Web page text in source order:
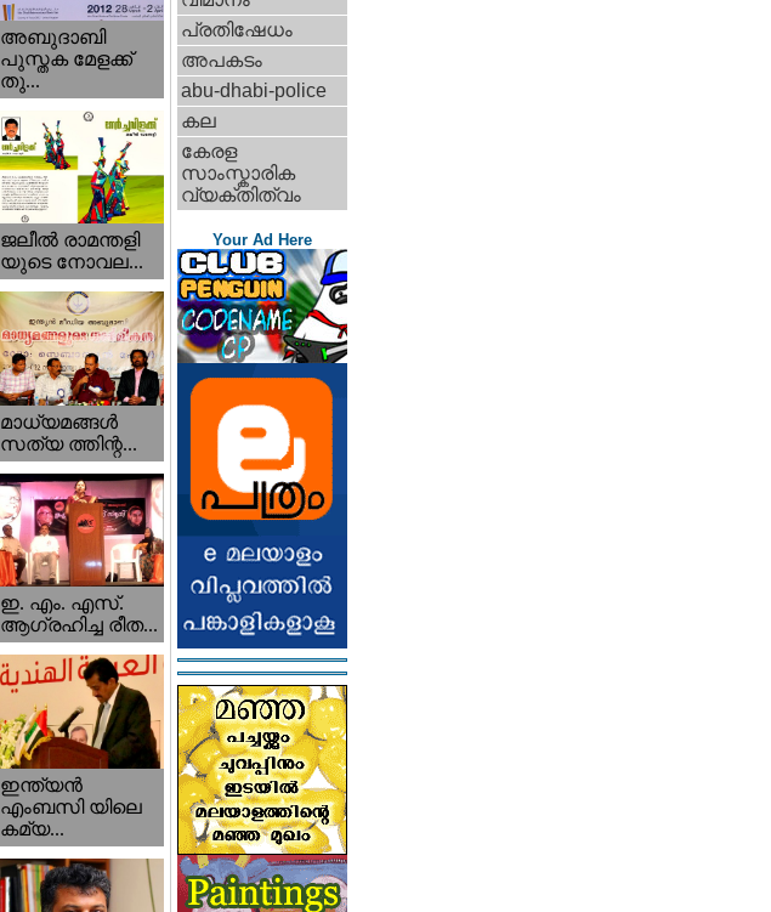
അബുദാബി
പുസ്തക മേളക്ക്
തു...
ജലീല്‍ രാമന്തളി
യുടെ നോവല...
മാധ്യമങ്ങള്‍
സത്യ ത്തിന്റ...
ഇ. എം. എസ്.
ആഗ്രഹിച്ച രീത...
ഇന്ത്യന്‍
എംബസി യിലെ
കമ്യ...
പ്രതിഷേധം
അപകടം
abu-dhabi-police
കല
കേരള
സാംസ്കാരിക
വ്യക്തിത്വം
Your Ad Here